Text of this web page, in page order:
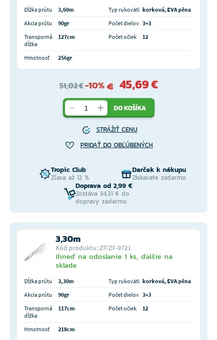
Dĺžka prútu 3,60m Typ rukoväti korková, EVA pěna
Akcia prútu
90gr Počet dielov 3+3
Transporná
dĺžka
127cm Počet očiek 12
Hmotnosť 256gr
51,02 €-10% 45,69 €
DO KOŠÍKA
STRÁŽIŤ CENU
PRIDAŤ DO OBĽÚBENÝCH
Tropic Club
Zľava až 12 %
Darček k nákupu
Získavate zadarmo
Doprava od 2,99 €
Zostáva 34,31 € do
dopravy zadarmo
3,30m
Kód produktu: ZF/ZF-9721
Ihneď na odoslanie 1 ks, ďalšie na
sklade
Dĺžka prútu 3,30m Typ rukoväti korková, EVA pěna
Akcia prútu
90gr Počet dielov 3+3
Transporná
dĺžka
117cm Počet očiek 12
Hmotnosť 218cm